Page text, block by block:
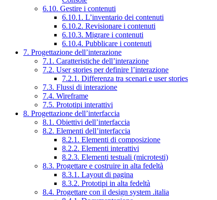
6.10. Gestire i contenuti
6.10.1. L’inventario dei contenuti
6.10.2. Revisionare i contenuti
6.10.3. Migrare i contenuti
6.10.4. Pubblicare i contenuti
7. Progettazione dell’interazione
7.1. Caratteristiche dell’interazione
7.2. User stories per definire l’interazione
7.2.1. Differenza tra scenari e user stories
7.3. Flussi di interazione
7.4. Wireframe
7.5. Prototipi interattivi
8. Progettazione dell’interfaccia
8.1. Obiettivi dell’interfaccia
8.2. Elementi dell’interfaccia
8.2.1. Elementi di composizione
8.2.2. Elementi interattivi
8.2.3. Elementi testuali (microtesti)
8.3. Progettare e costruire in alta fedeltà
8.3.1. Layout di pagina
8.3.2. Prototipi in alta fedeltà
8.4. Progettare con il design system .italia